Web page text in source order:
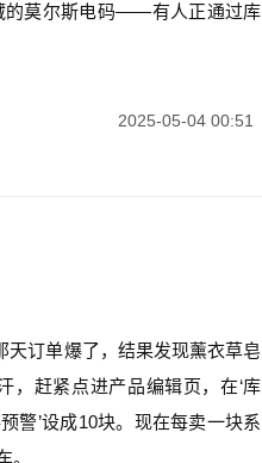
的莫尔斯电码——有人正通过库
2025-05-04 00:51
订单爆了，结果发现薰衣草皂
，赶紧点进产品编辑页，在‘库
警’设成10块。现在每卖一块系
。